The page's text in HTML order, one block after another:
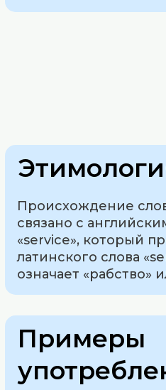
Происхождение
связано с
«service», который
латинского слова
означает «рабство»
Примеры